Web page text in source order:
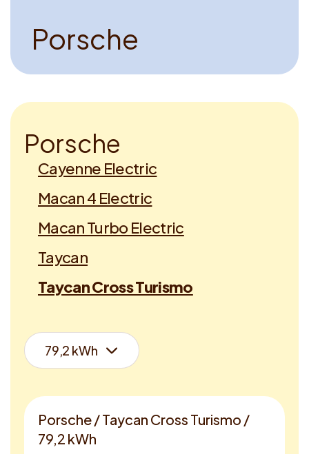
Porsche
Porsche
Cayenne Electric
Macan 4 Electric
Macan Turbo Electric
Taycan
Taycan Cross Turismo
Porsche / Taycan Cross Turismo /
79,2 kWh